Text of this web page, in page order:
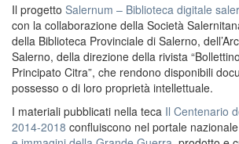
Il progetto Salernum – Biblioteca digitale
con la collaborazione della Società
della Biblioteca Provinciale di Salerno,
Salerno, della direzione della rivista
Principato Citra”, che rendono disponibili
possesso o di loro proprietà intellettuale.
I materiali pubblicati nella teca Il Centenario
2014-2018 confluiscono nel portale nazionale